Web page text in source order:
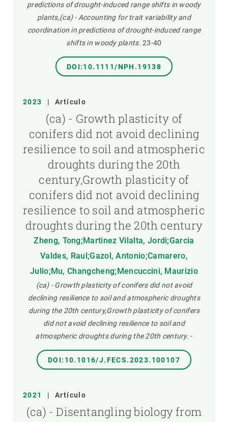
predictions of drought-induced range shifts in woody
plants,(ca) - Accounting for trait variability and
coordination in predictions of drought-induced range
shifts in woody plants. 23-40
DOI:10.1111/NPH.19138
2023 | Artículo
(ca) - Growth plasticity of
conifers did not avoid declining
resilience to soil and atmospheric
droughts during the 20th
century,Growth plasticity of
conifers did not avoid declining
resilience to soil and atmospheric
droughts during the 20th century
Zheng, Tong;Martinez Vilalta, Jordi;Garcia
Valdes, Raul;Gazol, Antonio;Camarero,
Julio;Mu, Changcheng;Mencuccini, Maurizio
(ca) - Growth plasticity of conifers did not avoid
declining resilience to soil and atmospheric droughts
during the 20th century,Growth plasticity of conifers
did not avoid declining resilience to soil and
atmospheric droughts during the 20th century. -
DOI:10.1016/J.FECS.2023.100107
2021 | Artículo
(ca) - Disentangling biology from